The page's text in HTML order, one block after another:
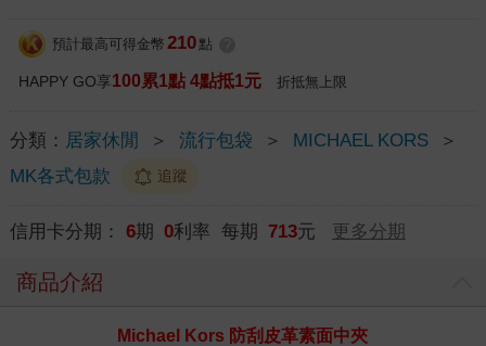
預計最高可得金幣 210 點
HAPPY GO享100累1點 4點抵1元 折抵無上限
分類： 居家休閒 ＞ 流行包袋 ＞ MICHAEL KORS
＞
MK各式包款
追蹤
信用卡分期： 6期 0利率 每期 713元 更多分期
商品介紹
Michael Kors 防刮皮革素面中夾